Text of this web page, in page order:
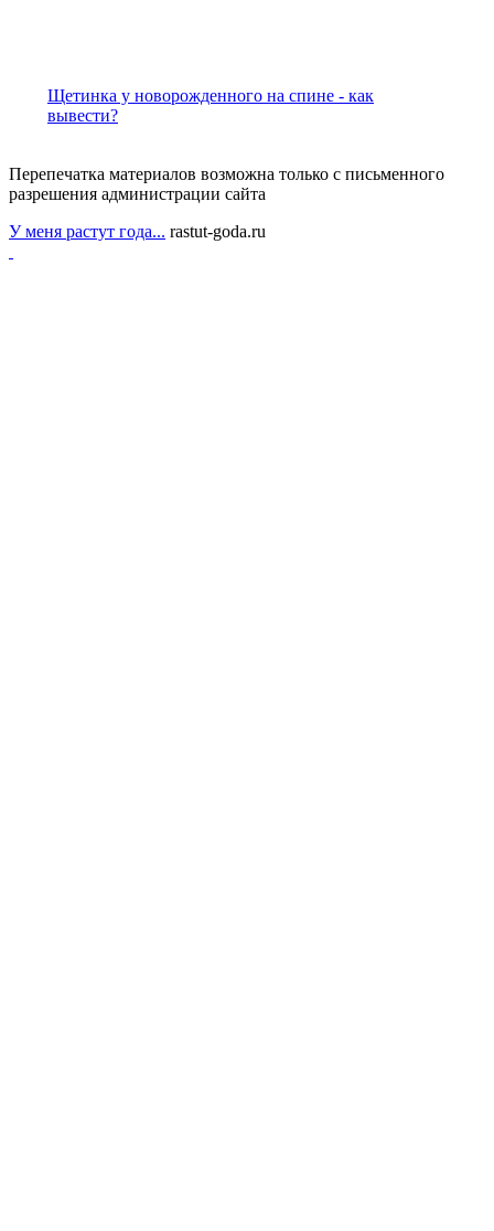
Щетинка у новорожденного на спине - как
вывести?
Перепечатка материалов возможна только с письменного
разрешения администрации сайта
У меня растут года... rastut-goda.ru